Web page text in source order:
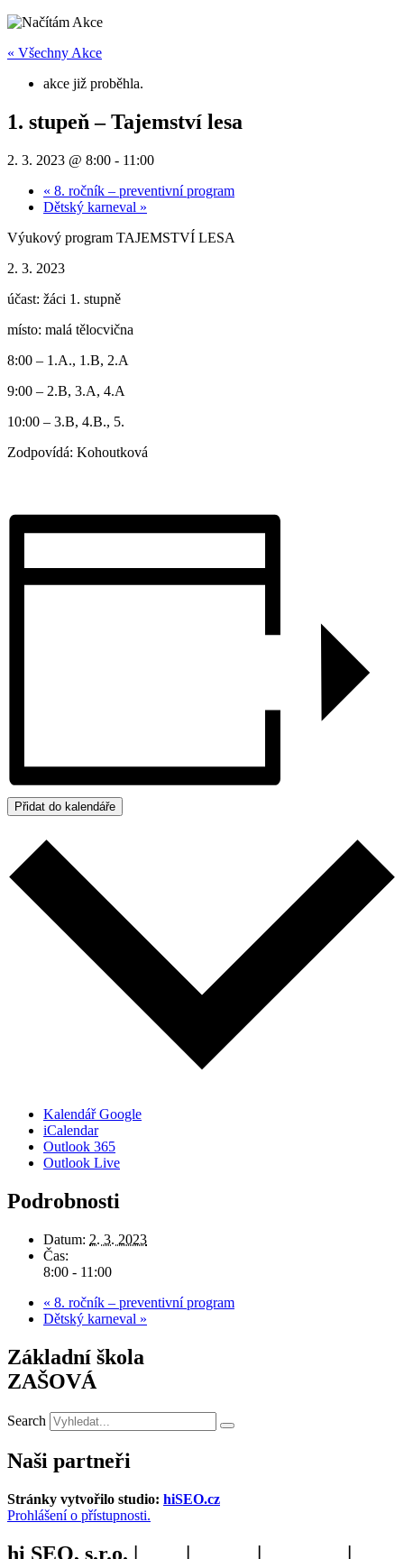
« Všechny Akce
akce již proběhla.
1. stupeň – Tajemství lesa
2. 3. 2023 @ 8:00 - 11:00
« 8. ročník – preventivní program
Dětský karneval »
Výukový program TAJEMSTVÍ LESA
2. 3. 2023
účast: žáci 1. stupně
místo: malá tělocvična
8:00 – 1.A., 1.B, 2.A
9:00 – 2.B, 3.A, 4.A
10:00 – 3.B, 4.B., 5.
Zodpovídá: Kohoutková
Přidat do kalendáře
Kalendář Google
iCalendar
Outlook 365
Outlook Live
Podrobnosti
Datum: 2. 3. 2023
Čas:
8:00 - 11:00
« 8. ročník – preventivní program
Dětský karneval »
Základní škola
ZAŠOVÁ
Search
Naši partneři
Stránky vytvořilo studio: hiSEO.cz
Prohlášení o přístupnosti.
hi SEO, s.r.o. | | | |